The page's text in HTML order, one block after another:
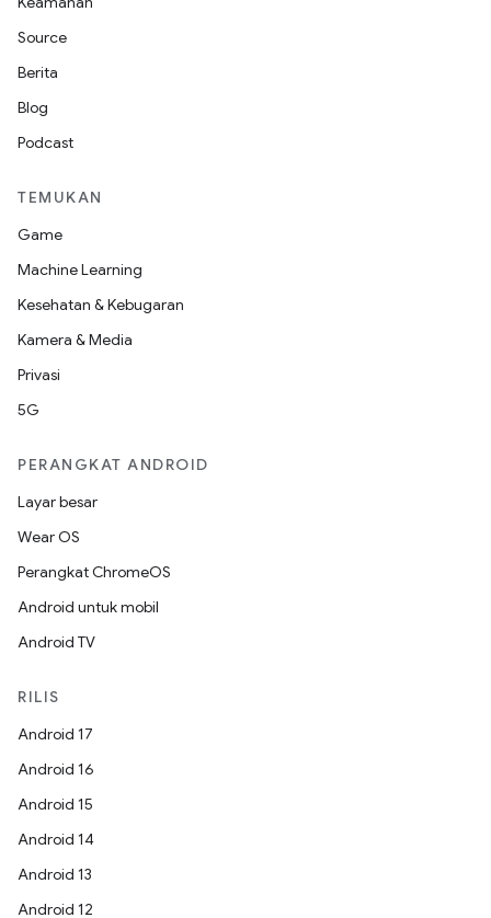
Source
Berita
Blog
Podcast
TEMUKAN
Game
Machine Learning
Kesehatan & Kebugaran
Kamera & Media
Privasi
5G
PERANGKAT ANDROID
Layar besar
Wear OS
Perangkat ChromeOS
Android untuk mobil
Android TV
RILIS
Android 17
Android 16
Android 15
Android 14
Android 13
Android 12